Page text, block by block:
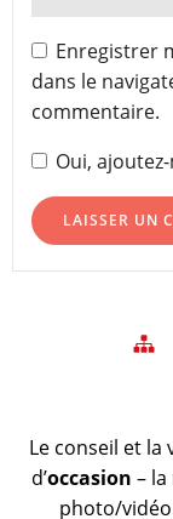
Enregistrer
dans le
commentaire.
Oui,
Le conseil et
d’occasion – la
photo/vidéo